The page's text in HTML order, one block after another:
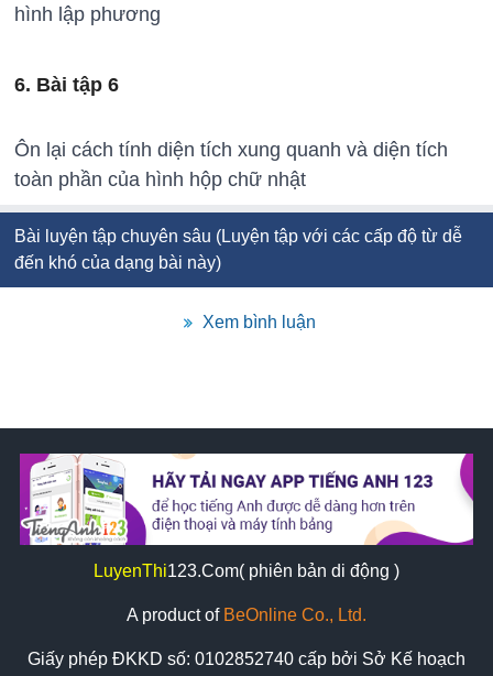
hình lập phương
6. Bài tập 6
Ôn lại cách tính diện tích xung quanh và diện tích
toàn phần của hình hộp chữ nhật
Bài luyện tập chuyên sâu (Luyện tập với các cấp độ từ dễ
đến khó của dạng bài này)
Xem bình luận
LuyenThi123.Com( phiên bản di động )
A product of BeOnline Co., Ltd.
Giấy phép ĐKKD số: 0102852740 cấp bởi Sở Kế hoạch